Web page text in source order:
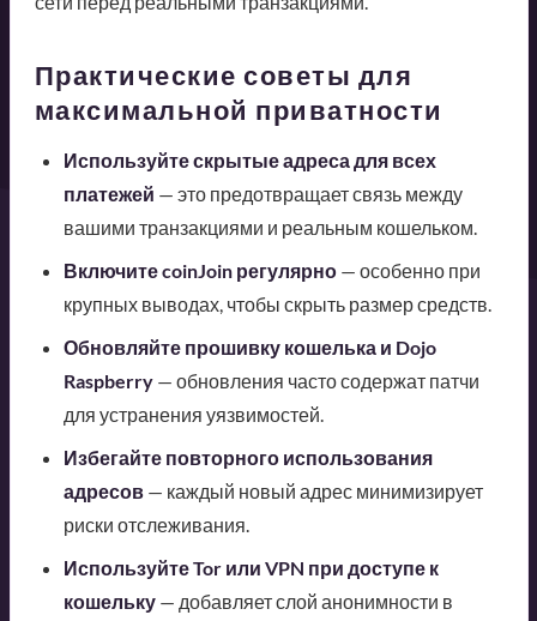
Практические советы для
максимальной приватности
Используйте скрытые адреса для всех
платежей — это предотвращает связь между
вашими транзакциями и реальным кошельком.
Включите coinJoin регулярно— особенно при
крупных выводах, чтобы скрыть размер средств.
Обновляйте прошивку кошелька и Dojo
Raspberry— обновления часто содержат патчи
для устранения уязвимостей.
Избегайте повторного использования
адресов— каждый новый адрес минимизирует
риски отслеживания.
Используйте Tor или VPN при доступе к
кошельку— добавляет слой анонимности в